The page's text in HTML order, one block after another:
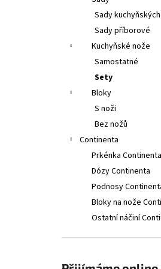
Sady
Sady příborové
Kuchyňské nože
Samostatné
Sety
Bloky
S noži
Bez nožů
Continenta
Prkénka Continenta
Dózy Continenta
Podnosy
Bloky na nože
Ostatní náčiní
Původně:399 Kč